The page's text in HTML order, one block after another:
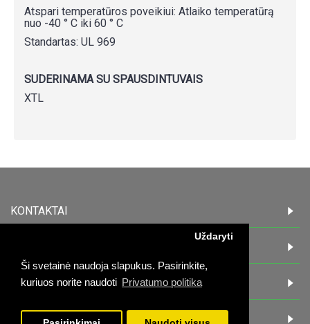
Ši svetainė naudoja slapukus. Pasirinkite,
kuriuos norite naudoti Privatumo politika
Uždaryti
Atspari temperatūros poveikiui: Atlaiko temperatūrą
nuo -40 ° C iki 60 ° C
Standartas: UL 969
SUDERINAMA SU SPAUSDINTUVAIS
XTL
KONTAKTAI
PIRKĖJAMS
DARBO LAIKAS: